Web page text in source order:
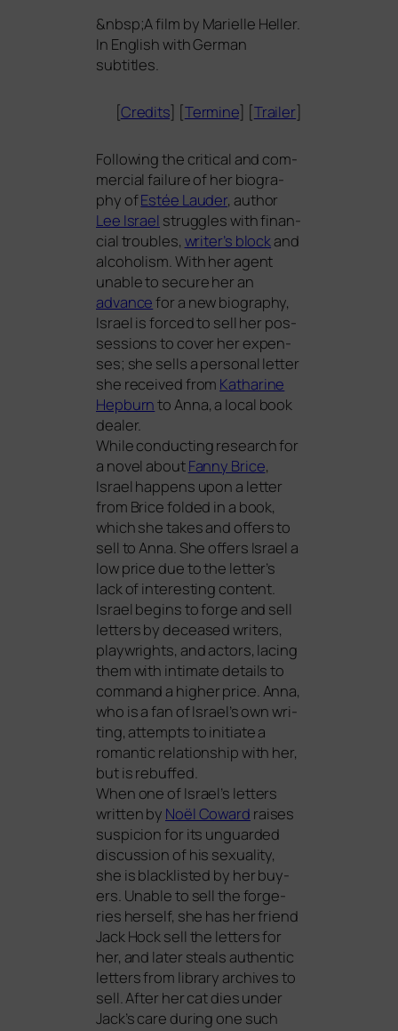
&nbsp;A film by Marielle Heller.
In English with German
subtitles.
[Credits] [Termine] [Trailer]
Following the cri­ti­cal and com­
mer­cial fail­ure of her bio­gra­
phy ofEstée Lauder, aut­hor
Lee Israel strug­gles with finan­
cial trou­bles, writer’s blockand
alco­ho­lism. With her agent
unable to secu­re her an
advan­cefor a new bio­gra­phy,
Israel is forced to sell her pos­
ses­si­ons to cover her expen­
ses; she sells a per­so­nal let­ter
she recei­ved from Katharine
Hepburnto Anna, a local book
dealer.
While con­duc­ting rese­arch for
a novel aboutFanny Brice,
Israel hap­pens upon a let­ter
from Brice fold­ed in a book,
which she takes and offers to
sell to Anna. She offers Israel a
low pri­ce due to the letter’s
lack of inte­res­t­ing con­tent.
Israel beg­ins to for­ge and sell
let­ters by decea­sed wri­ters,
play­w­rights, and actors, lacing
them with inti­ma­te details to
com­mand a hig­her pri­ce. Anna,
who is a fan of Israel’s own wri­
ting, attempts to initia­te a
roman­tic rela­ti­onship with her,
but is rebuffed.
When one of Israel’s let­ters
writ­ten by Noël Coward rai­ses
sus­pi­ci­on for its unguard­ed
dis­cus­sion of his sexua­li­ty,
she is black­lis­ted by her buy­
ers. Unable to sell the for­ge­
ries hers­elf, she has her fri­end
Jack Hock sell the let­ters for
her, and later ste­als authen­tic
let­ters from libra­ry archi­ves to
sell. After her cat dies under
Jack’s care during one such